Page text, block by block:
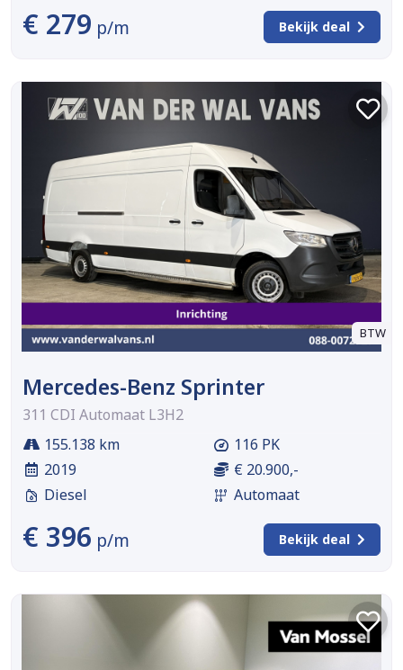
€ 279 p/m Bekijk deal
BTW
Mercedes-Benz Sprinter
311 CDI Automaat L3H2
155.138 km
2019
Diesel
116 PK
€ 20.900,-
Automaat
€ 396 p/m Bekijk deal